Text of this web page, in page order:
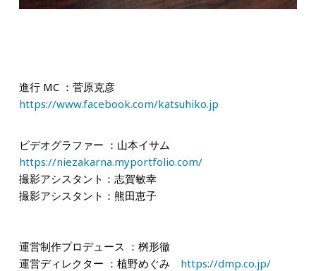
進行 MC ：菅原克彦
https://www.facebook.com/katsuhiko.jp
ビデオグラファー ：山本イサム
https://niezakarna.myportfolio.com/
撮影アシスタント：志賀敏幸
撮影アシスタント：熊田恵子
運営制作プロデュース ：桝形徹
運営ディレクター ：植野めぐみ https://dmp.co.jp/